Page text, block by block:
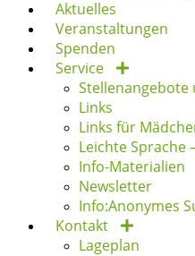
Aktuelles
Veranstaltungen
Spenden
Service
Stellenangebote
Links
Links für
Leichte Sprache
Info-Materialien
Newsletter
Info:Anonymes
Kontakt
Lageplan